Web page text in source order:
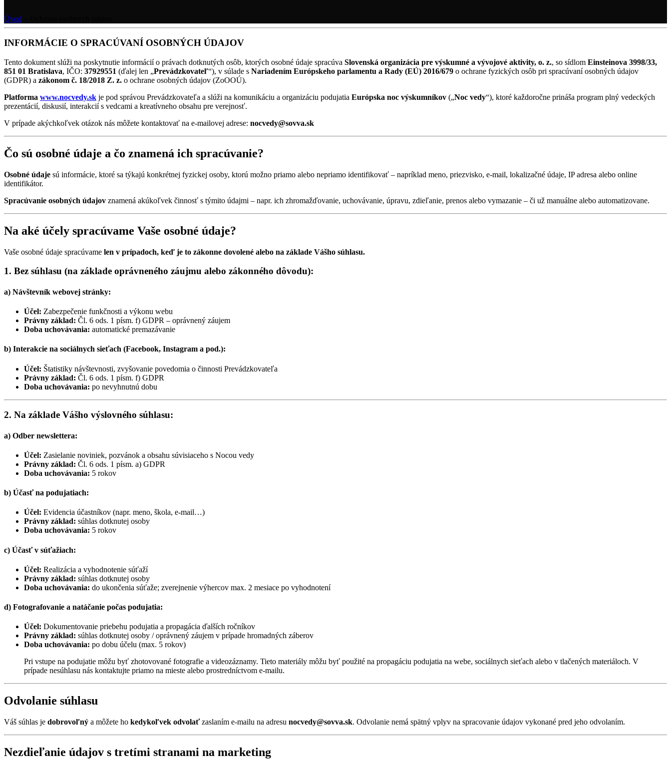
Úvod
INFORMÁCIE O SPRACÚVANÍ OSOBNÝCH ÚDAJOV
Tento dokument slúži na poskytnutie informácií o právach dotknutých osôb, ktorých osobné údaje spracúva Slovenská organizácia pre výskumné a vývojové aktivity, o. z., so sídlom Einsteinova 3998/33,
851 01 Bratislava, IČO: 37929551 (ďalej len „Prevádzkovateľ“), v súlade s Nariadením Európskeho parlamentu a Rady (EÚ) 2016/679 o ochrane fyzických osôb pri spracúvaní osobných údajov
(GDPR) a zákonom č. 18/2018 Z. z. o ochrane osobných údajov (ZoOOÚ).
Platforma www.nocvedy.sk je pod správou Prevádzkovateľa a slúži na komunikáciu a organizáciu podujatia Európska noc výskumníkov („Noc vedy“), ktoré každoročne prináša program plný vedeckých
prezentácií, diskusií, interakcií s vedcami a kreatívneho obsahu pre verejnosť.
V prípade akýchkoľvek otázok nás môžete kontaktovať na e-mailovej adrese: nocvedy@sovva.sk
Čo sú osobné údaje a čo znamená ich spracúvanie?
Osobné údaje sú informácie, ktoré sa týkajú konkrétnej fyzickej osoby, ktorú možno priamo alebo nepriamo identifikovať – napríklad meno, priezvisko, e-mail, lokalizačné údaje, IP adresa alebo online
identifikátor.
Spracúvanie osobných údajov znamená akúkoľvek činnosť s týmito údajmi – napr. ich zhromažďovanie, uchovávanie, úpravu, zdieľanie, prenos alebo vymazanie – či už manuálne alebo automatizovane.
Na aké účely spracúvame Vaše osobné údaje?
Vaše osobné údaje spracúvame len v prípadoch, keď je to zákonne dovolené alebo na základe Vášho súhlasu.
1. Bez súhlasu (na základe oprávneného záujmu alebo zákonného dôvodu):
a) Návštevník webovej stránky:
Účel: Zabezpečenie funkčnosti a výkonu webu
Právny základ: Čl. 6 ods. 1 písm. f) GDPR – oprávnený záujem
Doba uchovávania: automatické premazávanie
b) Interakcie na sociálnych sieťach (Facebook, Instagram a pod.):
Účel: Štatistiky návštevnosti, zvyšovanie povedomia o činnosti Prevádzkovateľa
Právny základ: Čl. 6 ods. 1 písm. f) GDPR
Doba uchovávania: po nevyhnutnú dobu
2. Na základe Vášho výslovného súhlasu:
a) Odber newslettera:
Účel: Zasielanie noviniek, pozvánok a obsahu súvisiaceho s Nocou vedy
Právny základ: Čl. 6 ods. 1 písm. a) GDPR
Doba uchovávania: 5 rokov
b) Účasť na podujatiach:
Účel: Evidencia účastníkov (napr. meno, škola, e-mail…)
Právny základ: súhlas dotknutej osoby
Doba uchovávania: 5 rokov
c) Účasť v súťažiach:
Účel: Realizácia a vyhodnotenie súťaží
Právny základ: súhlas dotknutej osoby
Doba uchovávania: do ukončenia súťaže; zverejnenie výhercov max. 2 mesiace po vyhodnotení
d) Fotografovanie a natáčanie počas podujatia:
Účel: Dokumentovanie priebehu podujatia a propagácia ďalších ročníkov
Právny základ: súhlas dotknutej osoby / oprávnený záujem v prípade hromadných záberov
Doba uchovávania: po dobu účelu (max. 5 rokov)
Pri vstupe na podujatie môžu byť zhotovované fotografie a videozáznamy. Tieto materiály môžu byť použité na propagáciu podujatia na webe, sociálnych sieťach alebo v tlačených materiáloch. V
prípade nesúhlasu nás kontaktujte priamo na mieste alebo prostredníctvom e-mailu.
Odvolanie súhlasu
Váš súhlas je dobrovoľný a môžete ho kedykoľvek odvolaťzaslaním e-mailu na adresu nocvedy@sovva.sk. Odvolanie nemá spätný vplyv na spracovanie údajov vykonané pred jeho odvolaním.
Nezdieľanie údajov s tretími stranami na marketing